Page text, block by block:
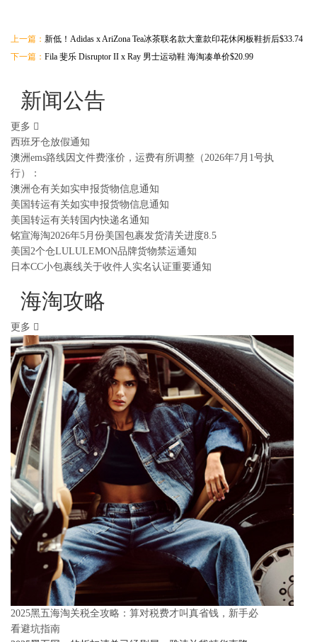
上一篇： 新低！Adidas x AriZona Tea冰茶联名款大童款印花休闲板鞋折后$33.74
下一篇： Fila 斐乐 Disruptor II x Ray 男士运动鞋 海淘凑单价$20.99
新闻公告
更多
西班牙仓放假通知
澳洲ems路线因文件费涨价，运费有所调整（2026年7月1号执
行）：
澳洲仓有关如实申报货物信息通知
美国转运有关如实申报货物信息通知
美国转运有关转国内快递名通知
铭宣海淘2026年5月份美国包裹发货清关进度8.5
美国2个仓LULULEMON品牌货物禁运通知
日本CC小包裹线关于收件人实名认证重要通知
海淘攻略
更多
2025黑五海淘关税全攻略：算对税费才叫真省钱，新手必
看避坑指南